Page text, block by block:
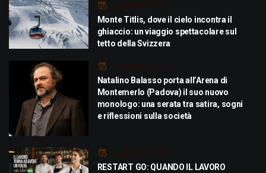
Luglio 29, 2026
Monte Titlis, dove il cielo incontra il
ghiaccio: un viaggio spettacolare sul
tetto della Svizzera
Luglio 21, 2026
Natalino Balasso porta all’Arena di
Montemerlo (Padova) il suo nuovo
monologo: una serata tra satira, sogni
e riflessioni sulla società
Luglio 21, 2026
RESTART GO: QUANDO IL LAVORO